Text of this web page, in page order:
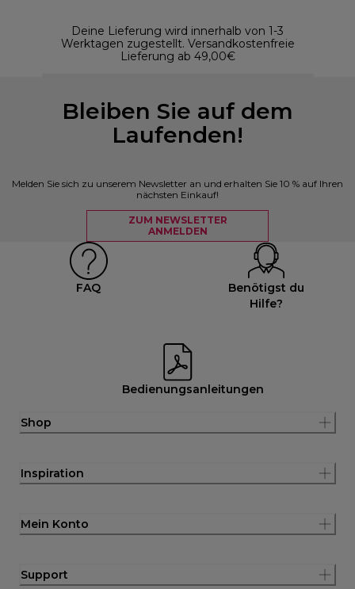
Deine Lieferung wird innerhalb von 1-3
Werktagen zugestellt. Versandkostenfreie
Lieferung ab 49,00€
Bleiben Sie auf dem
Laufenden!
Melden Sie sich zu unserem Newsletter an und erhalten Sie 10 % auf Ihren
nächsten Einkauf!
ZUM NEWSLETTER
ANMELDEN
FAQ
Benötigst du
Hilfe?
Bedienungsanleitungen
Shop
Inspiration
Mein Konto
Support